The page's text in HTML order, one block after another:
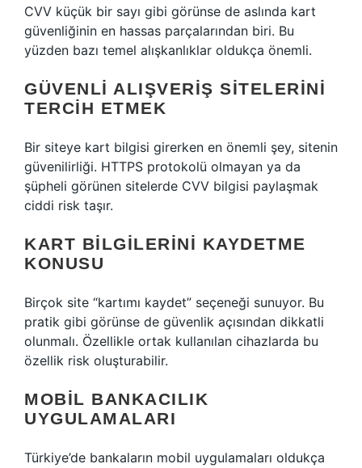
CVV küçük bir sayı gibi görünse de aslında kart
güvenliğinin en hassas parçalarından biri. Bu
yüzden bazı temel alışkanlıklar oldukça önemli.
GÜVENLI ALIŞVERIŞ SITELERINI
TERCIH ETMEK
Bir siteye kart bilgisi girerken en önemli şey, sitenin
güvenilirliği. HTTPS protokolü olmayan ya da
şüpheli görünen sitelerde CVV bilgisi paylaşmak
ciddi risk taşır.
KART BILGILERINI KAYDETME
KONUSU
Birçok site “kartımı kaydet” seçeneği sunuyor. Bu
pratik gibi görünse de güvenlik açısından dikkatli
olunmalı. Özellikle ortak kullanılan cihazlarda bu
özellik risk oluşturabilir.
MOBIL BANKACILIK
UYGULAMALARI
Türkiye’de bankaların mobil uygulamaları oldukça